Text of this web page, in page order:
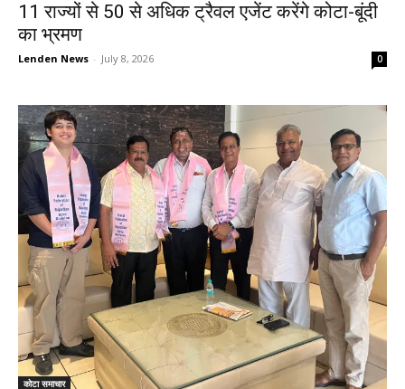
11 राज्यों से 50 से अधिक ट्रैवल एजेंट करेंगे कोटा-बूंदी
का भ्रमण
Lenden News - July 8, 2026 0
कोटा समाचार